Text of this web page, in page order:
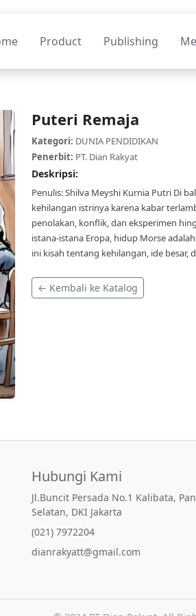
Product Publishing
Puteri Remaja
Kategori: DUNIA PENDIDIKAN
Penerbit: PT. Dian Rakyat
Deskripsi:
Penulis: Shilva Meyshi Kurnia Putri Di
kehilangan istrinya karena kabar
penolakan, konflik, dan eksperimen
istana-istana Eropa, hidup Morse
ini kisah tentang kehilangan, ide besar,
← Kembali ke Katalog
Hubungi Kami
Jl.Buncit Persada No.1 Kalibata,
Selatan, DKI Jakarta
(021) 7972204
dianrakyatt@gmail.com